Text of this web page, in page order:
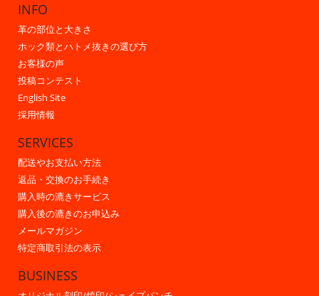
INFO
革の部位と大きさ
ホック類とハトメ抜きの選び方
お客様の声
投稿コンテスト
English Site
採用情報
SERVICES
配送やお支払い方法
返品・交換のお手続き
購入時の漉きサービス
購入後の漉きのお申込み
メールマガジン
特定商取引法の表示
BUSINESS